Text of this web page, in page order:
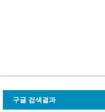
구글 검색결과